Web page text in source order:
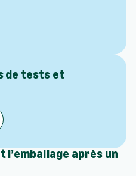
de tests et
l’emballage après un